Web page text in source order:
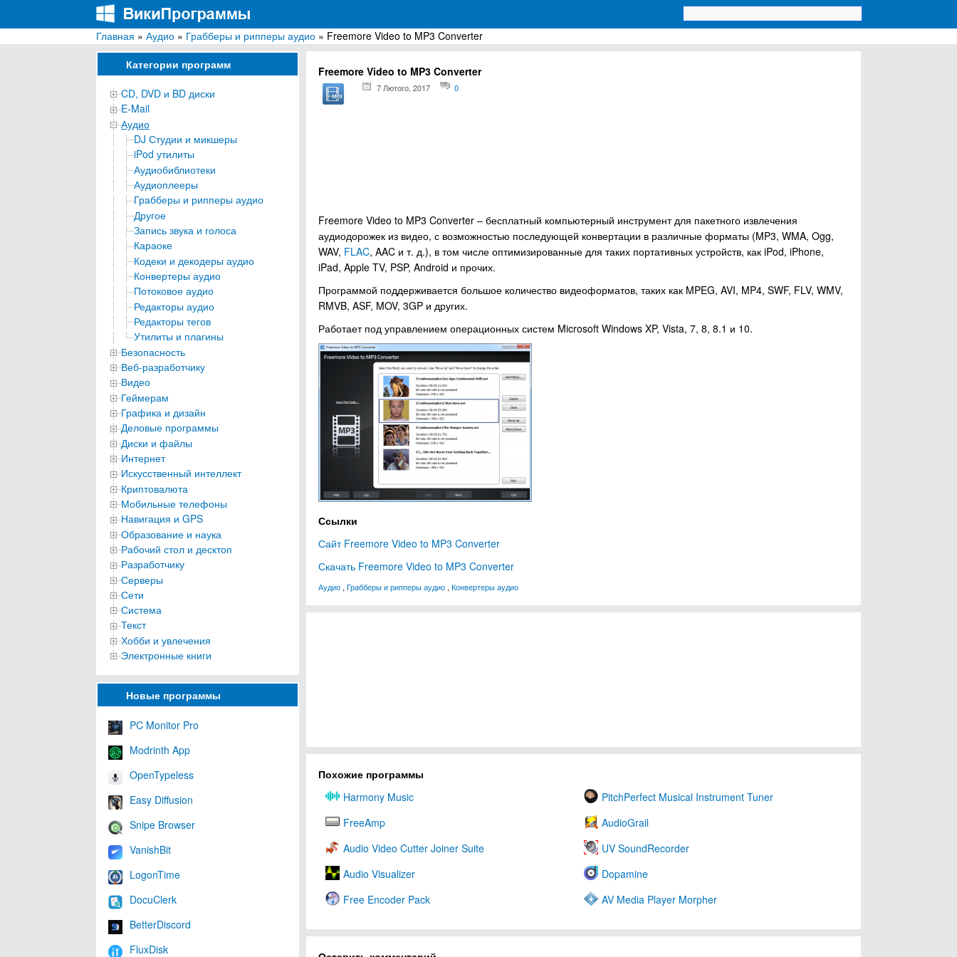
ВикиПрограммы
Энциклопедия бесплатных компьютерных программ для Windows
Главная » Аудио » Грабберы и рипперы аудио » Freemore Video to MP3 Converter
Категории программ
CD, DVD и BD диски
E-Mail
Аудио
DJ Студии и микшеры
iPod утилиты
Аудиобиблиотеки
Аудиоплееры
Грабберы и рипперы аудио
Другое
Запись звука и голоса
Караоке
Кодеки и декодеры аудио
Конвертеры аудио
Потоковое аудио
Редакторы аудио
Редакторы тегов
Утилиты и плагины
Безопасность
Веб-разработчику
Видео
Геймерам
Графика и дизайн
Деловые программы
Диски и файлы
Интернет
Искусственный интеллект
Криптовалюта
Мобильные телефоны
Навигация и GPS
Образование и наука
Рабочий стол и десктоп
Разработчику
Серверы
Сети
Система
Текст
Хобби и увлечения
Электронные книги
Новые программы
PC Monitor Pro
Modrinth App
OpenTypeless
Easy Diffusion
Snipe Browser
VanishBit
LogonTime
DocuClerk
BetterDiscord
FluxDisk
Freemore Video to MP3 Converter
7 Лютого, 2017 0
Freemore Video to MP3 Converter – бесплатный компьютерный инструмент для пакетного извлечения
аудиодорожек из видео, с возможностью последующей конвертации в различные форматы (MP3, WMA, Ogg,
WAV, FLAC, AAC и т. д.), в том числе оптимизированные для таких портативных устройств, как iPod, iPhone,
iPad, Apple TV, PSP, Android и прочих.
Программой поддерживается большое количество видеоформатов, таких как MPEG, AVI, MP4, SWF, FLV, WMV,
RMVB, ASF, MOV, 3GP и других.
Работает под управлением операционных систем Microsoft Windows XP, Vista, 7, 8, 8.1 и 10.
Ссылки
Сайт Freemore Video to MP3 Converter
Скачать Freemore Video to MP3 Converter
Аудио , Грабберы и рипперы аудио , Конвертеры аудио
Похожие программы
Harmony Music
PitchPerfect Musical Instrument Tuner
FreeAmp
AudioGrail
Audio Video Cutter Joiner Suite
UV SoundRecorder
Audio Visualizer
Dopamine
Free Encoder Pack
AV Media Player Morpher